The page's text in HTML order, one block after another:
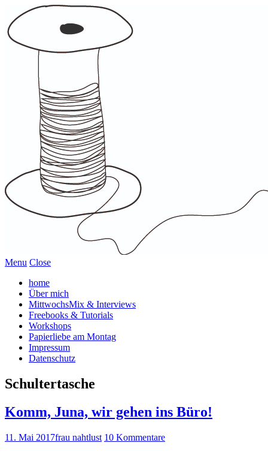
Menu Close
home
Über mich
MittwochsMix & Interviews
Freebooks & Tutorials
Workshops
Papierliebe am Montag
Impressum
Datenschutz
Schultertasche
Komm, Juna, wir gehen ins Büro!
11. Mai 2017frau nahtlust 10 Kommentare